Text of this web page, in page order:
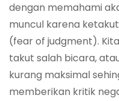
dengan memahami
muncul karena
(fear of judgment).
takut salah bicara,
kurang maksimal
memberikan kritik